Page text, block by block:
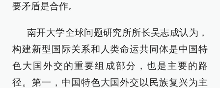
要矛盾是合作。
南开大学全球问题研究所所长吴志成认为，
构建新型国际关系和人类命运共同体是中国特
色大国外交的重要组成部分，也是主要的路
径。第一，中国特色大国外交以民族复兴为主